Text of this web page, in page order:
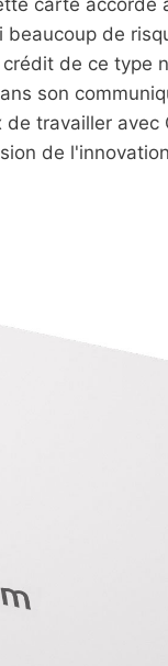
de
de ce type
son
travailler
de